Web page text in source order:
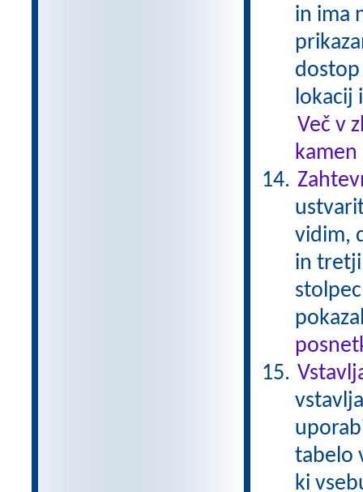
in ima
lokacij
Več v
kamen
vidim,
in
tabelo
ki